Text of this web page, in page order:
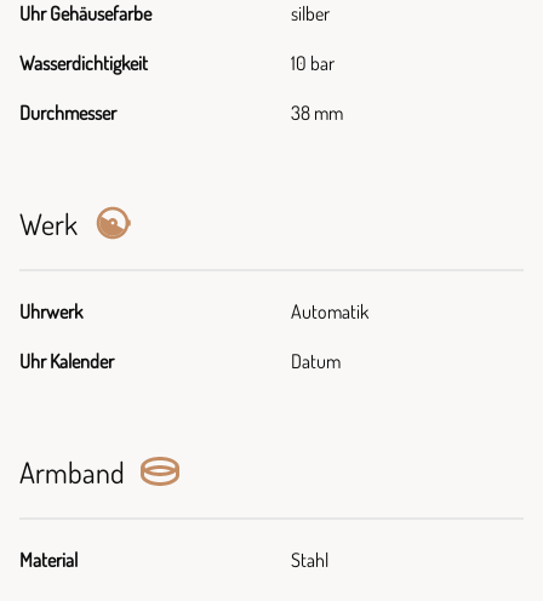
Uhr Gehäusefarbe silber
Wasserdichtigkeit 10 bar
Durchmesser 38 mm
Werk
Uhrwerk Automatik
Uhr Kalender Datum
Armband
Material Stahl